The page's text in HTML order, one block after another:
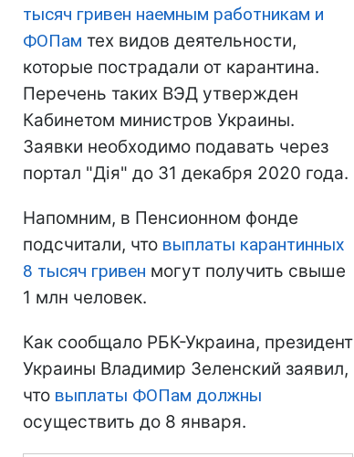
тысяч гривен наемным работникам и
ФОПам тех видов деятельности,
которые пострадали от карантина.
Перечень таких ВЭД утвержден
Кабинетом министров Украины.
Заявки необходимо подавать через
портал "Дія" до 31 декабря 2020 года.
Напомним, в Пенсионном фонде
подсчитали, что выплаты карантинных
8 тысяч гривен могут получить свыше
1 млн человек.
Как сообщало РБК-Украина, президент
Украины Владимир Зеленский заявил,
что выплаты ФОПам должны
осуществить до 8 января.